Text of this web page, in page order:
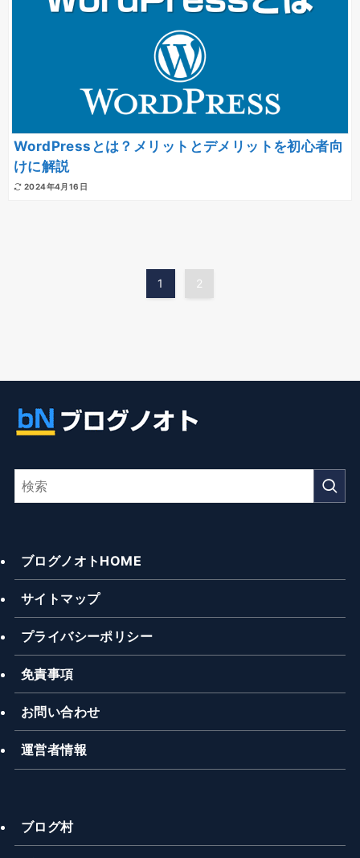
WordPressとは？メリットとデメリットを初心者向
けに解説
2024年4月16日
1 2
ブログノオトHOME
サイトマップ
プライバシーポリシー
免責事項
お問い合わせ
運営者情報
ブログ村